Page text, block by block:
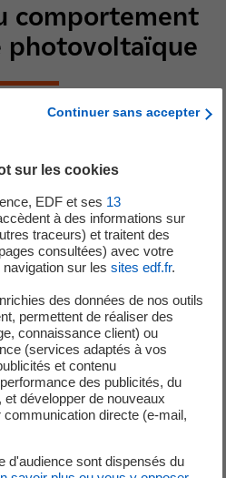
comportement
photovoltaïque
très particulière, Concept
un algorithme
nouveaux amplificateurs de
le comportement
panneaux photovoltaïque.
prenant en compte une
de l’irradiation
sources de tension à courant
Continuer sans accepter
sur les cookies
EDF et ses 13
à des informations sur
traceurs) et traitent des
consultées) avec votre
sur les sites edf.fr.
des données de nos outils
permettent de réaliser des
connaissance client) ou
(services adaptés à vos
et contenu
des publicités, du
développer de nouveaux
directe (e-mail,
d'audience sont dispensés du